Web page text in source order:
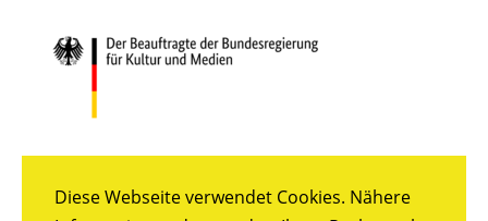
Diese Webseite verwendet Cookies. Nähere